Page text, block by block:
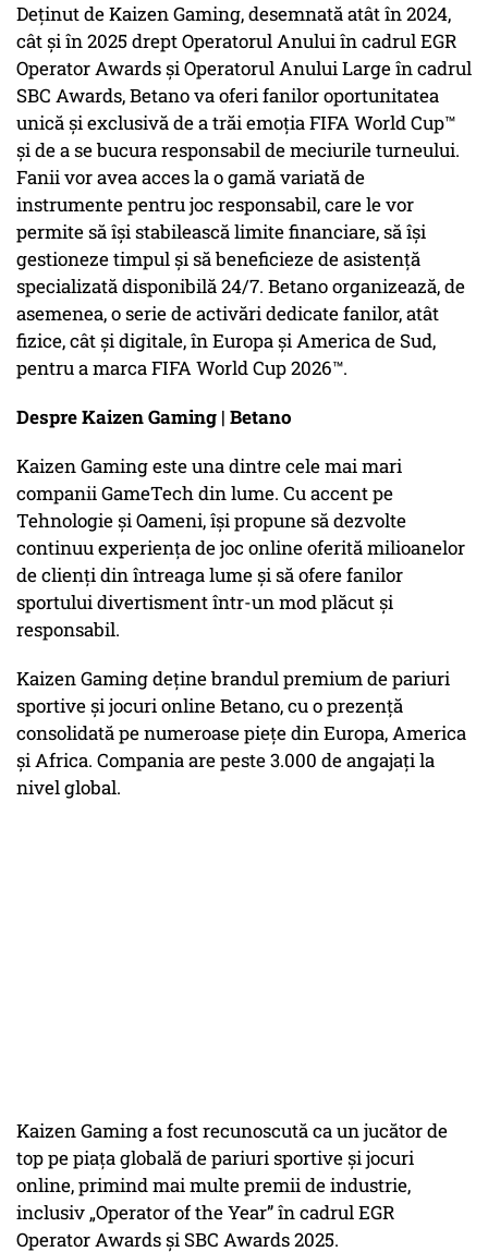
Deținut de Kaizen Gaming, desemnată atât în 2024,
cât și în 2025 drept Operatorul Anului în cadrul EGR
Operator Awards și Operatorul Anului Large în cadrul
SBC Awards, Betano va oferi fanilor oportunitatea
unică și exclusivă de a trăi emoția FIFA World Cup™
și de a se bucura responsabil de meciurile turneului.
Fanii vor avea acces la o gamă variată de
instrumente pentru joc responsabil, care le vor
permite să își stabilească limite financiare, să își
gestioneze timpul și să beneficieze de asistență
specializată disponibilă 24/7. Betano organizează, de
asemenea, o serie de activări dedicate fanilor, atât
fizice, cât și digitale, în Europa și America de Sud,
pentru a marca FIFA World Cup 2026™.
Despre Kaizen Gaming | Betano
Kaizen Gaming este una dintre cele mai mari
companii GameTech din lume. Cu accent pe
Tehnologie și Oameni, își propune să dezvolte
continuu experiența de joc online oferită milioanelor
de clienți din întreaga lume și să ofere fanilor
sportului divertisment într-un mod plăcut și
responsabil.
Kaizen Gaming deține brandul premium de pariuri
sportive și jocuri online Betano, cu o prezență
consolidată pe numeroase piețe din Europa, America
și Africa. Compania are peste 3.000 de angajați la
nivel global.
Kaizen Gaming a fost recunoscută ca un jucător de
top pe piața globală de pariuri sportive și jocuri
online, primind mai multe premii de industrie,
inclusiv „Operator of the Year” în cadrul EGR
Operator Awards și SBC Awards 2025.